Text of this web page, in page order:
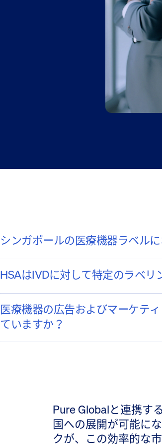
シンガポールの医療機器ラベル
HSAはIVDに対して特定のラベリ
医療機器の広告およびマーケテ
ていますか？
Pure Globalと連携す
国への展開が可能に
クが、この効率的な